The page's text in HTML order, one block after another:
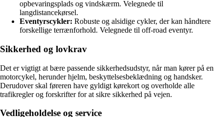
opbevaringsplads og vindskærm. Velegnede til
langdistancekørsel.
Eventyrscykler: Robuste og alsidige cykler, der kan håndtere
forskellige terrænforhold. Velegnede til off-road eventyr.
Sikkerhed og lovkrav
Det er vigtigt at bære passende sikkerhedsudstyr, når man kører på en
motorcykel, herunder hjelm, beskyttelsesbeklædning og handsker.
Derudover skal føreren have gyldigt kørekort og overholde alle
trafikregler og forskrifter for at sikre sikkerhed på vejen.
Vedligeholdelse og service